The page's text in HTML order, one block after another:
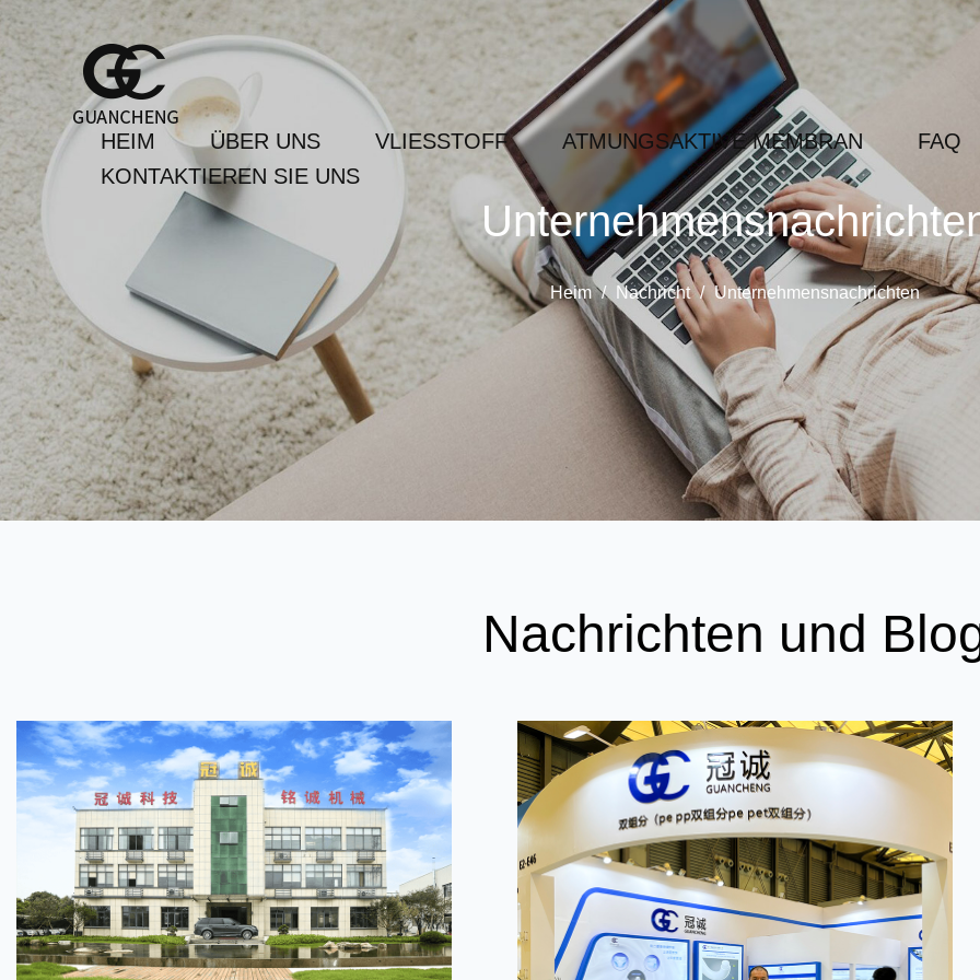
HEIM ÜBER UNS VLIESSTOFF ATMUNGSAKTIVE MEMBRAN
FAQ
KONTAKTIEREN SIE UNS
Heim / Nachricht / Unternehmensnachrichten
Nachrichten und